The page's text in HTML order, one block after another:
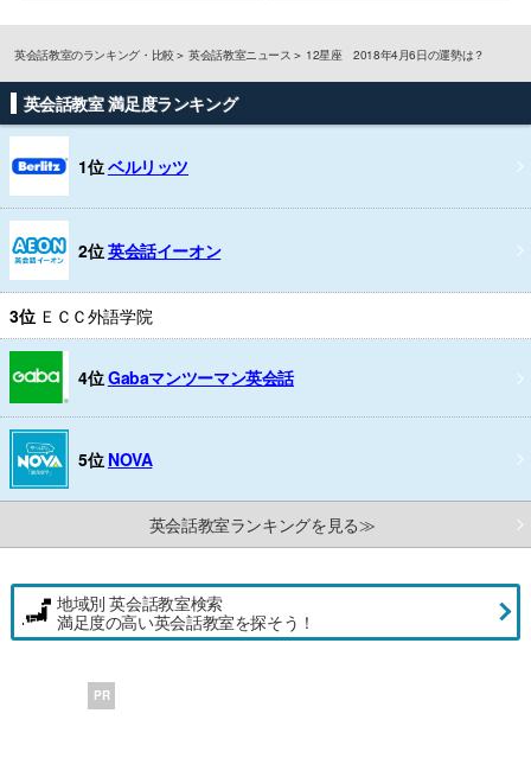
英会話教室のランキング・比較 英会話教室ニュース 12星座 2018年4月6日の運勢は？
英会話教室 満足度ランキング
1位ベルリッツ
2位英会話イーオン
3位 ＥＣＣ外語学院
4位Gabaマンツーマン英会話
5位 NOVA
英会話教室ランキングを見る≫
地域別 英会話教室検索
満足度の高い英会話教室を探そう！
PR